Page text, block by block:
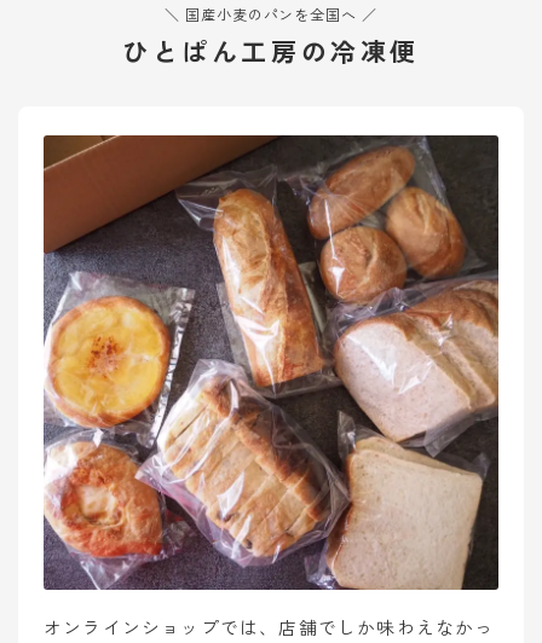
＼ 国産小麦のパンを全国へ ／
ひとぱん工房の冷凍便
オンラインショップでは、店舗でしか味わえなかっ